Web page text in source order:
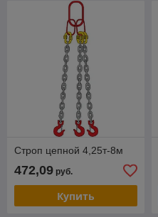
Строп цепной 4,25т-8м
472,09 руб.
Купить